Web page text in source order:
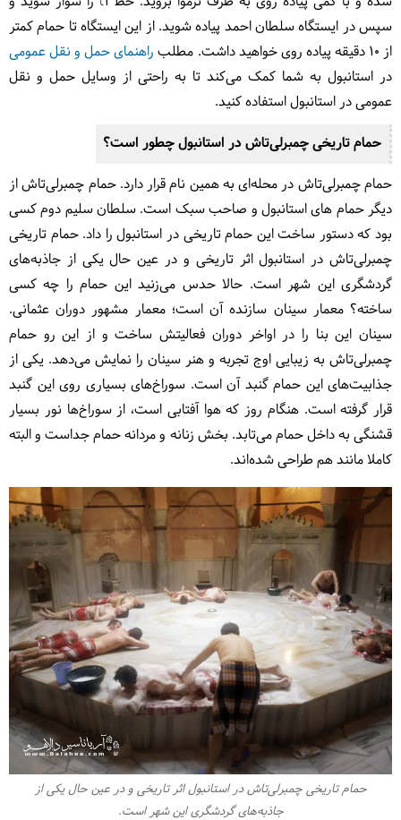
سپس در ایستگاه سلطان احمد پیاده شوید. از این ایستگاه تا حمام کمتر
از 10 دقیقه پیاده روی خواهید داشت. مطلب
راهنمای حمل و نقل عمومی
در استانبول به شما کمک می‌کند تا به راحتی از وسایل حمل و نقل
عمومی در استانبول استفاده کنید.
حمام تاریخی چمبرلی‌تاش در استانبول چطور است؟
حمام چمبرلی‌تاش در محله‌ای به همین نام قرار دارد. حمام چمبرلی‌تاش از
دیگر حمام های استانبول و صاحب سبک است. سلطان سلیم دوم کسی
بود که دستور ساخت این حمام تاریخی در استانبول را داد. حمام تاریخی
چمبرلی‌تاش در استانبول اثر تاریخی و در عین حال یکی از جاذبه‌های
گردشگری این شهر است. حالا حدس می‌زنید این حمام را چه کسی
ساخته؟ معمار سینان سازنده آن است؛ معمار مشهور دوران عثمانی.
سینان این بنا را در اواخر دوران فعالیتش ساخت و از این رو حمام
چمبرلی‌تاش به زیبایی اوج تجربه و هنر سینان را نمایش می‌دهد. یکی از
جذابیت‌های این حمام گنبد آن است. سوراخ‌های بسیاری روی این گنبد
قرار گرفته است. هنگام روز که هوا آفتابی است، از سوراخ‌ها نور بسیار
قشنگی به داخل حمام می‌تابد. بخش زنانه و مردانه حمام جداست و البته
کاملا مانند هم طراحی شده‌اند.
حمام تاریخی چمبرلی‌تاش در استانبول اثر تاریخی و در عین حال یکی از
جاذبه‌های گردشگری این شهر است.